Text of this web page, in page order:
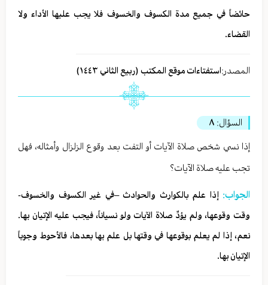
حائضاً في جميع مدة الكسوف والخسوف فلا يجب عليها الأداء ولا
القضاء.
المصدر:استفتاءات موقع المكتب (ربیع الثاني ١٤٤٣)
السؤال: ٨
إذا نسي شخص صلاة الآيات أو التفت بعد وقوع الزلزال وأمثاله، فهل
تجب عليه صلاة الآيات؟
الجواب: إذا علم بالكوارث والحوادث –في غير الكسوف والخسوف-
وقت وقوعها، ولم يؤدِّ صلاة الآيات ولو نسياناً، فيجب عليه الإتيان بها.
نعم، إذا لم یعلم بوقوعها في وقتها بل علم بها بعدها، فالأحوط وجوباً
الإتیان بها.